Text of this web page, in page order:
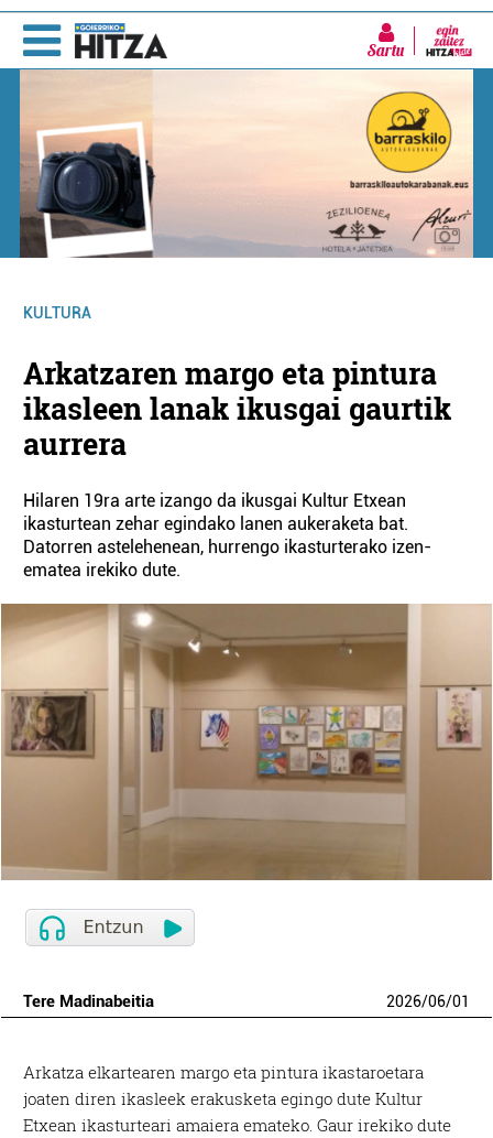
Sartu
KULTURA
Arkatzaren margo eta pintura
ikasleen lanak ikusgai gaurtik
aurrera
Hilaren 19ra arte izango da ikusgai Kultur Etxean
ikasturtean zehar egindako lanen aukeraketa bat.
Datorren astelehenean, hurrengo ikasturterako izen-
ematea irekiko dute.
Tere Madinabeitia 2026/06/01
Arkatza elkartearen margo eta pintura ikastaroetara
joaten diren ikasleek erakusketa egingo dute Kultur
Etxean ikasturteari amaiera emateko. Gaur irekiko dute